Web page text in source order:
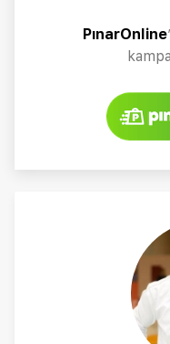
PınarOnline